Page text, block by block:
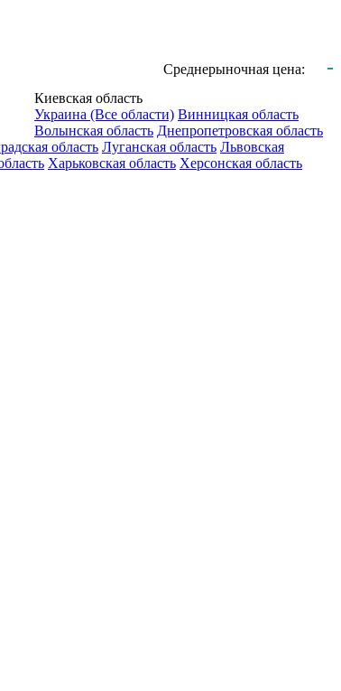
Среднерыночная цена: -
Киевская область
Украина (Все области) Винницкая область
Волынская область Днепропетровская область
область Луганская область Львовская
Харьковская область Херсонская область